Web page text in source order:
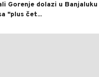
Gorenje dolazi u Banjaluku
"plus čet...